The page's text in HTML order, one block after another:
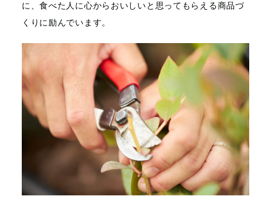
に、食べた人に心からおいしいと思ってもらえる商品づ
くりに励んでいます。